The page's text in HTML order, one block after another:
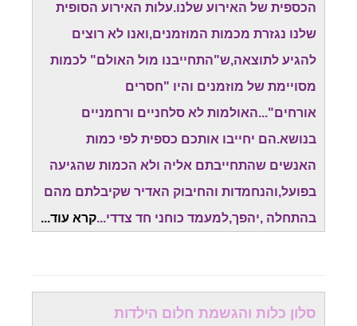
הכספית של האירוע שלנו.עלות האירוע הסופית
שלנו נגזרת מכמות המוזמנים,ואנו לא רוצים
להגיע לתוצאה,ש"התחייבנו מול האולם" לכמות
מסויימת של מוזמנים והיו "חסרים
אורחים"...האולמות לא סלחניים ורחמניים
בנושא.הם יחייבו אותכם כספית לפי כמות
האנשים שהתחייבתם אליה ולא הכמות שהגיעה
בפועל,והנחמדות והחיבוק האדיר שקיבלתם מהם
בהתחלה ,יהפך,למעמד כוחני חד צדדי...קרא עוד...
סלון כלות והגשמת חלום הילדות